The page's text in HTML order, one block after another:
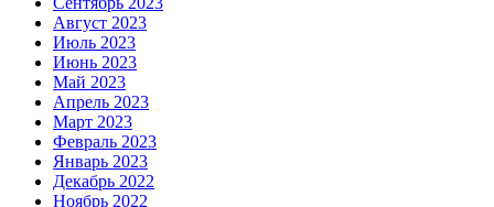
Август 2023
Июль 2023
Июнь 2023
Май 2023
Апрель 2023
Март 2023
Февраль 2023
Январь 2023
Декабрь 2022
Ноябрь 2022